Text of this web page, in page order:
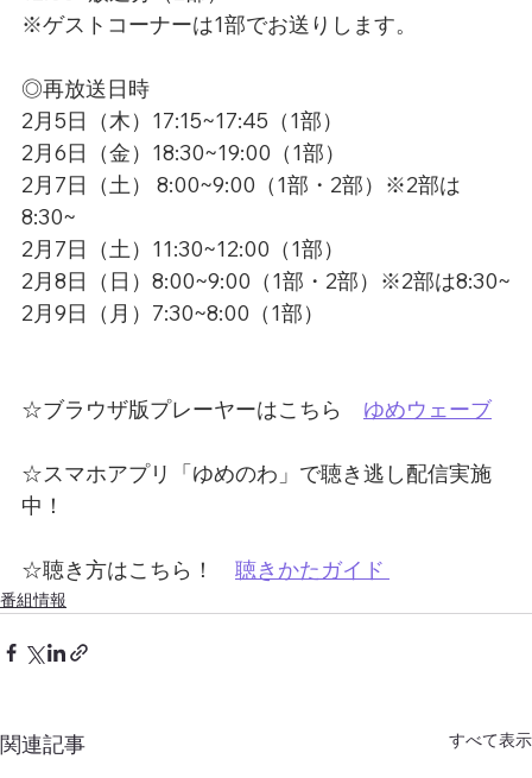
※ゲストコーナーは1部でお送りします。
◎再放送日時
2月5日（木）17:15~17:45（1部）
2月6日（金）18:30~19:00（1部）
2月7日（土） 8:00~9:00（1部・2部）※2部は
8:30~
2月7日（土）11:30~12:00（1部）
2月8日（日）8:00~9:00（1部・2部）※2部は8:30~
2月9日（月）7:30~8:00（1部）
☆ブラウザ版プレーヤーはこちら ゆめウェーブ
☆スマホアプリ「ゆめのわ」で聴き逃し配信実施
中！
☆聴き方はこちら！ 聴きかたガイド
番組情報
関連記事 すべて表示